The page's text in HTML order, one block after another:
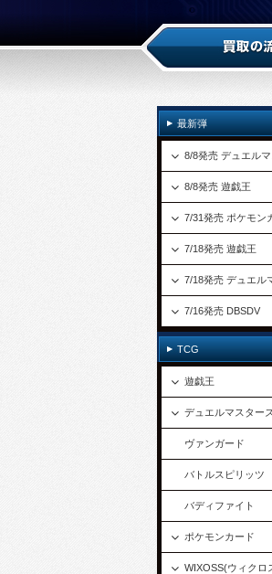
最新弾
8/8発売 デュエル
8/8発売 遊戯王
7/31発売 ポケモン
7/18発売 遊戯王
7/18発売 デュエル
7/16発売 DBSDV
TCG
遊戯王
デュエルマスター
ヴァンガード
バトルスピリッツ
バディファイト
ポケモンカード
WIXOSS(ウィクロ